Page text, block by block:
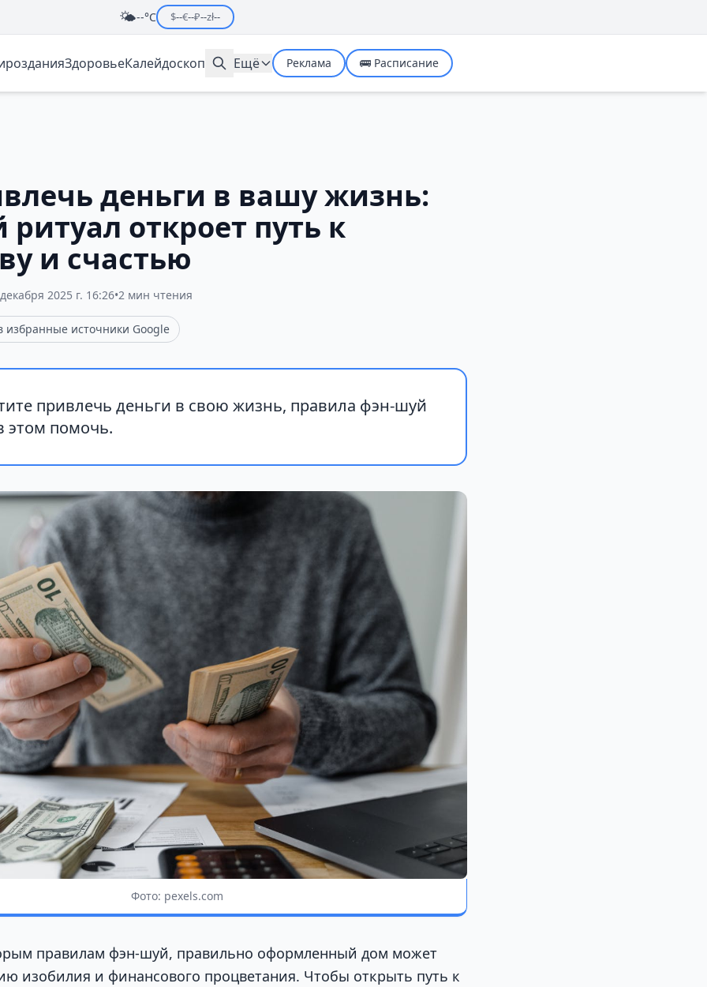
🌤️--°C $--€--₽--zł--
ЗдоровьеКалейдоскоп Ещё Реклама 🚌 Расписание
деньги в вашу жизнь:
ритуал откроет путь к
и счастью
2025 г. 16:26•2 мин чтения
избранные источники Google
привлечь деньги в свою жизнь, правила фэн-шуй
этом помочь.
Фото: pexels.com
правилам фэн-шуй, правильно оформленный дом может
изобилия и финансового процветания. Чтобы открыть путь к